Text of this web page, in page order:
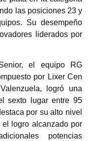
las posiciones 23 y
Su desempeño
liderados por
el equipo RG
por Lixer Cen
logró una
sexto lugar entre 95
por su alto nivel
logro alcanzado por
potencias